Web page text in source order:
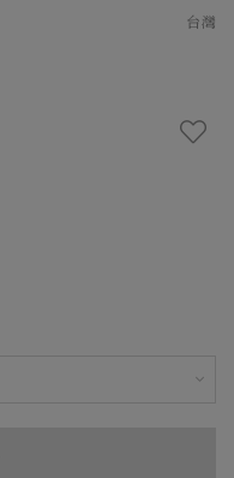
台灣